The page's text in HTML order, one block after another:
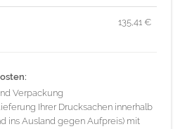
135,41 €
Verpackung
Ihrer Drucksachen innerhalb
ins Ausland gegen Aufpreis) mit